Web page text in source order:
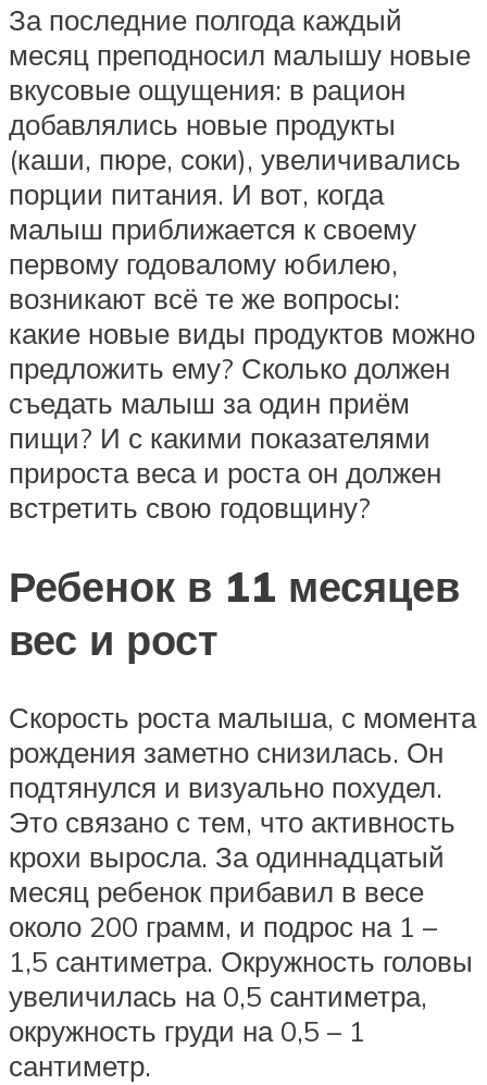
За последние полгода каждый
месяц преподносил малышу новые
вкусовые ощущения: в рацион
добавлялись новые продукты
(каши, пюре, соки), увеличивались
порции питания. И вот, когда
малыш приближается к своему
первому годовалому юбилею,
возникают всё те же вопросы:
какие новые виды продуктов можно
предложить ему? Сколько должен
съедать малыш за один приём
пищи? И с какими показателями
прироста веса и роста он должен
встретить свою годовщину?
Ребенок в 11 месяцев
вес и рост
Скорость роста малыша, с момента
рождения заметно снизилась. Он
подтянулся и визуально похудел.
Это связано с тем, что активность
крохи выросла. За одиннадцатый
месяц ребенок прибавил в весе
около 200 грамм, и подрос на 1 –
1,5 сантиметра. Окружность головы
увеличилась на 0,5 сантиметра,
окружность груди на 0,5 – 1
сантиметр.